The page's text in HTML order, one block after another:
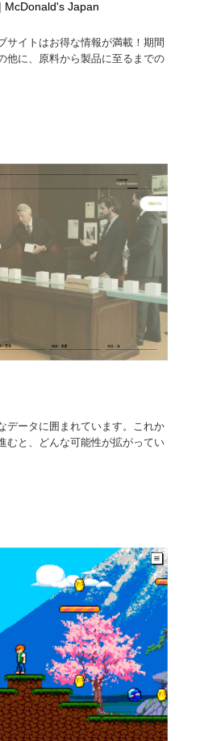
McDonald's Japan
サイトはお得な情報が満載！期間
他に、原料から製品に至るまでの
データに囲まれています。これか
むと、どんな可能性が拡がってい